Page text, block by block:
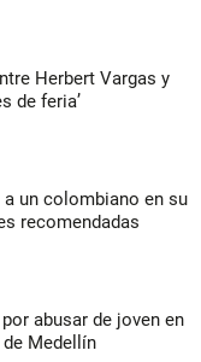
Herbert Vargas y
de feria’
un colombiano en su
recomendadas
abusar de joven en
Medellín